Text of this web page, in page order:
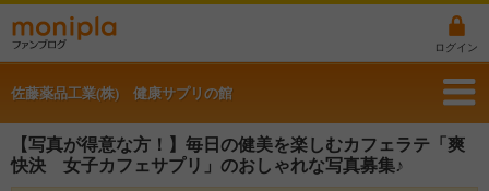
ログイン
佐藤薬品工業(株) 健康サプリの館
【写真が得意な方！】毎日の健美を楽しむカフェラテ「爽
快決 女子カフェサプリ」のおしゃれな写真募集♪